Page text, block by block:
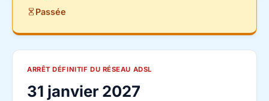
Passée
ARRÊT DÉFINITIF DU RÉSEAU ADSL
31 janvier 2027